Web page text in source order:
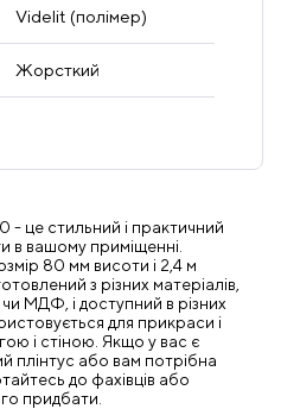
Videlit (полімер)
Жорсткий
- це стильний і практичний
в вашому приміщенні.
80 мм висоти і 2,4 м
з різних матеріалів,
МДФ, і доступний в різних
для прикраси і
і стіною. Якщо у вас є
плінтус або вам потрібна
до фахівців або
придбати.